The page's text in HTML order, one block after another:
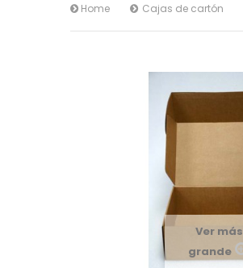
Home Cajas de cartón
Ver más
grande